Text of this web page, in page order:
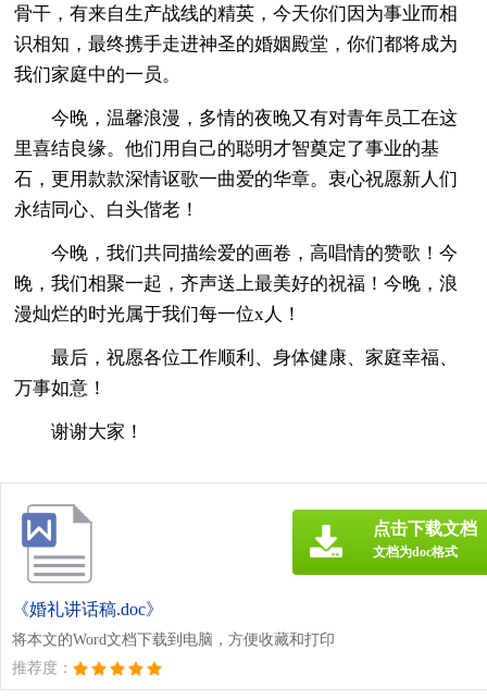
骨干，有来自生产战线的精英，今天你们因为事业而相
识相知，最终携手走进神圣的婚姻殿堂，你们都将成为
我们家庭中的一员。
今晚，温馨浪漫，多情的夜晚又有对青年员工在这
里喜结良缘。他们用自己的聪明才智奠定了事业的基
石，更用款款深情讴歌一曲爱的华章。衷心祝愿新人们
永结同心、白头偕老！
今晚，我们共同描绘爱的画卷，高唱情的赞歌！今
晚，我们相聚一起，齐声送上最美好的祝福！今晚，浪
漫灿烂的时光属于我们每一位x人！
最后，祝愿各位工作顺利、身体健康、家庭幸福、
万事如意！
谢谢大家！
《婚礼讲话稿.doc》
将本文的Word文档下载到电脑，方便收藏和打印
推荐度：
点击下载文档
文档为doc格式